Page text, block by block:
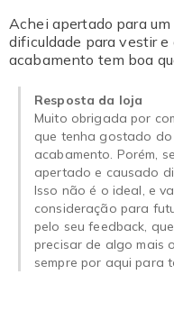
Achei apertado para
dificuldade para vestir
acabamento tem boa
Resposta da loja
Muito obrigada por
que tenha gostado
acabamento. Porém,
apertado e causado
Isso não é o ideal, e
consideração para
pelo seu feedback,
precisar de algo mais
sempre por aqui para